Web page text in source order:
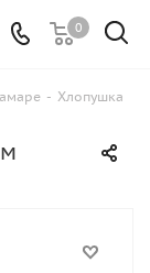
0
- Хлопушка